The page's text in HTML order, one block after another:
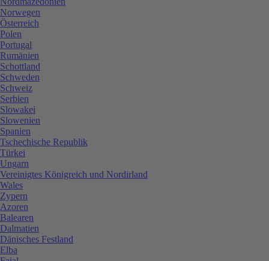
Norwegen
Österreich
Polen
Portugal
Rumänien
Schottland
Schweden
Schweiz
Serbien
Slowakei
Slowenien
Spanien
Tschechische Republik
Türkei
Ungarn
Vereinigtes Königreich und Nordirland
Wales
Zypern
Azoren
Balearen
Dalmatien
Dänisches Festland
Elba